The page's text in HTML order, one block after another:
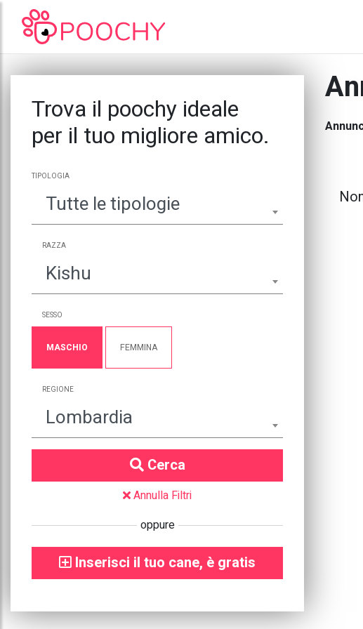
Trova il poochy ideale
per il tuo migliore amico.
TIPOLOGIA
Tutte le tipologie
RAZZA
Kishu
SESSO
MASCHIO FEMMINA
REGIONE
Lombardia
Cerca
Annulla Filtri
oppure
Inserisci il tuo cane, è gratis